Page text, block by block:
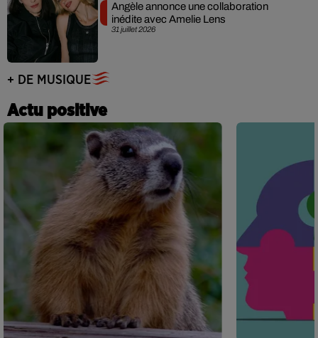
31 juillet 2026
Angèle annonce une collaboration
inédite avec Amelie Lens
+ DE MUSIQUE
Actu positive